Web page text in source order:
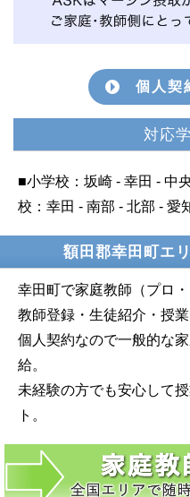
個人契
対応
■小学校：坂崎 - 幸田 - 中
校：幸田 - 南部 - 北部 - 愛
額田郡幸田町エ
幸田町で家庭教師（プロ
教師登録・生徒紹介・授
個人契約なので一般的な
給。
未経験の方でも安心して
ト。